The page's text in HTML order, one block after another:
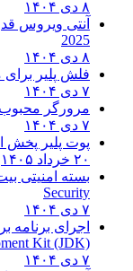
۸ دی ۱۴۰۴
آنتی ویروس
2025
۸ دی ۱۴۰۴
فلش پلیر
۷ دی ۱۴۰۴
مرورگر محبوب
۷ دی ۱۴۰۴
پوت پلیر پخش
۲۰ خرداد ۱۴۰۵
بسته امنیتی
Security
۷ دی ۱۴۰۴
اجرای برنامه
Kit (JDK)
۷ دی ۱۴۰۴